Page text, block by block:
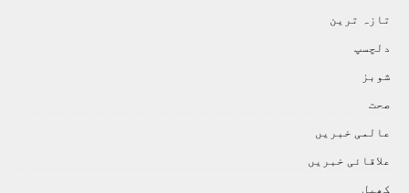
تازہ ترين
دلچسپ
شوبز
صحت
عالمی خبريں
علاقائی خبريں
کھيل